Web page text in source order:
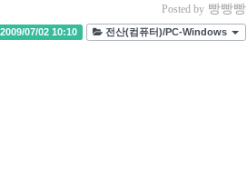
Posted by빵빵빵
07/02 10:10 전산(컴퓨터)/PC-Windows